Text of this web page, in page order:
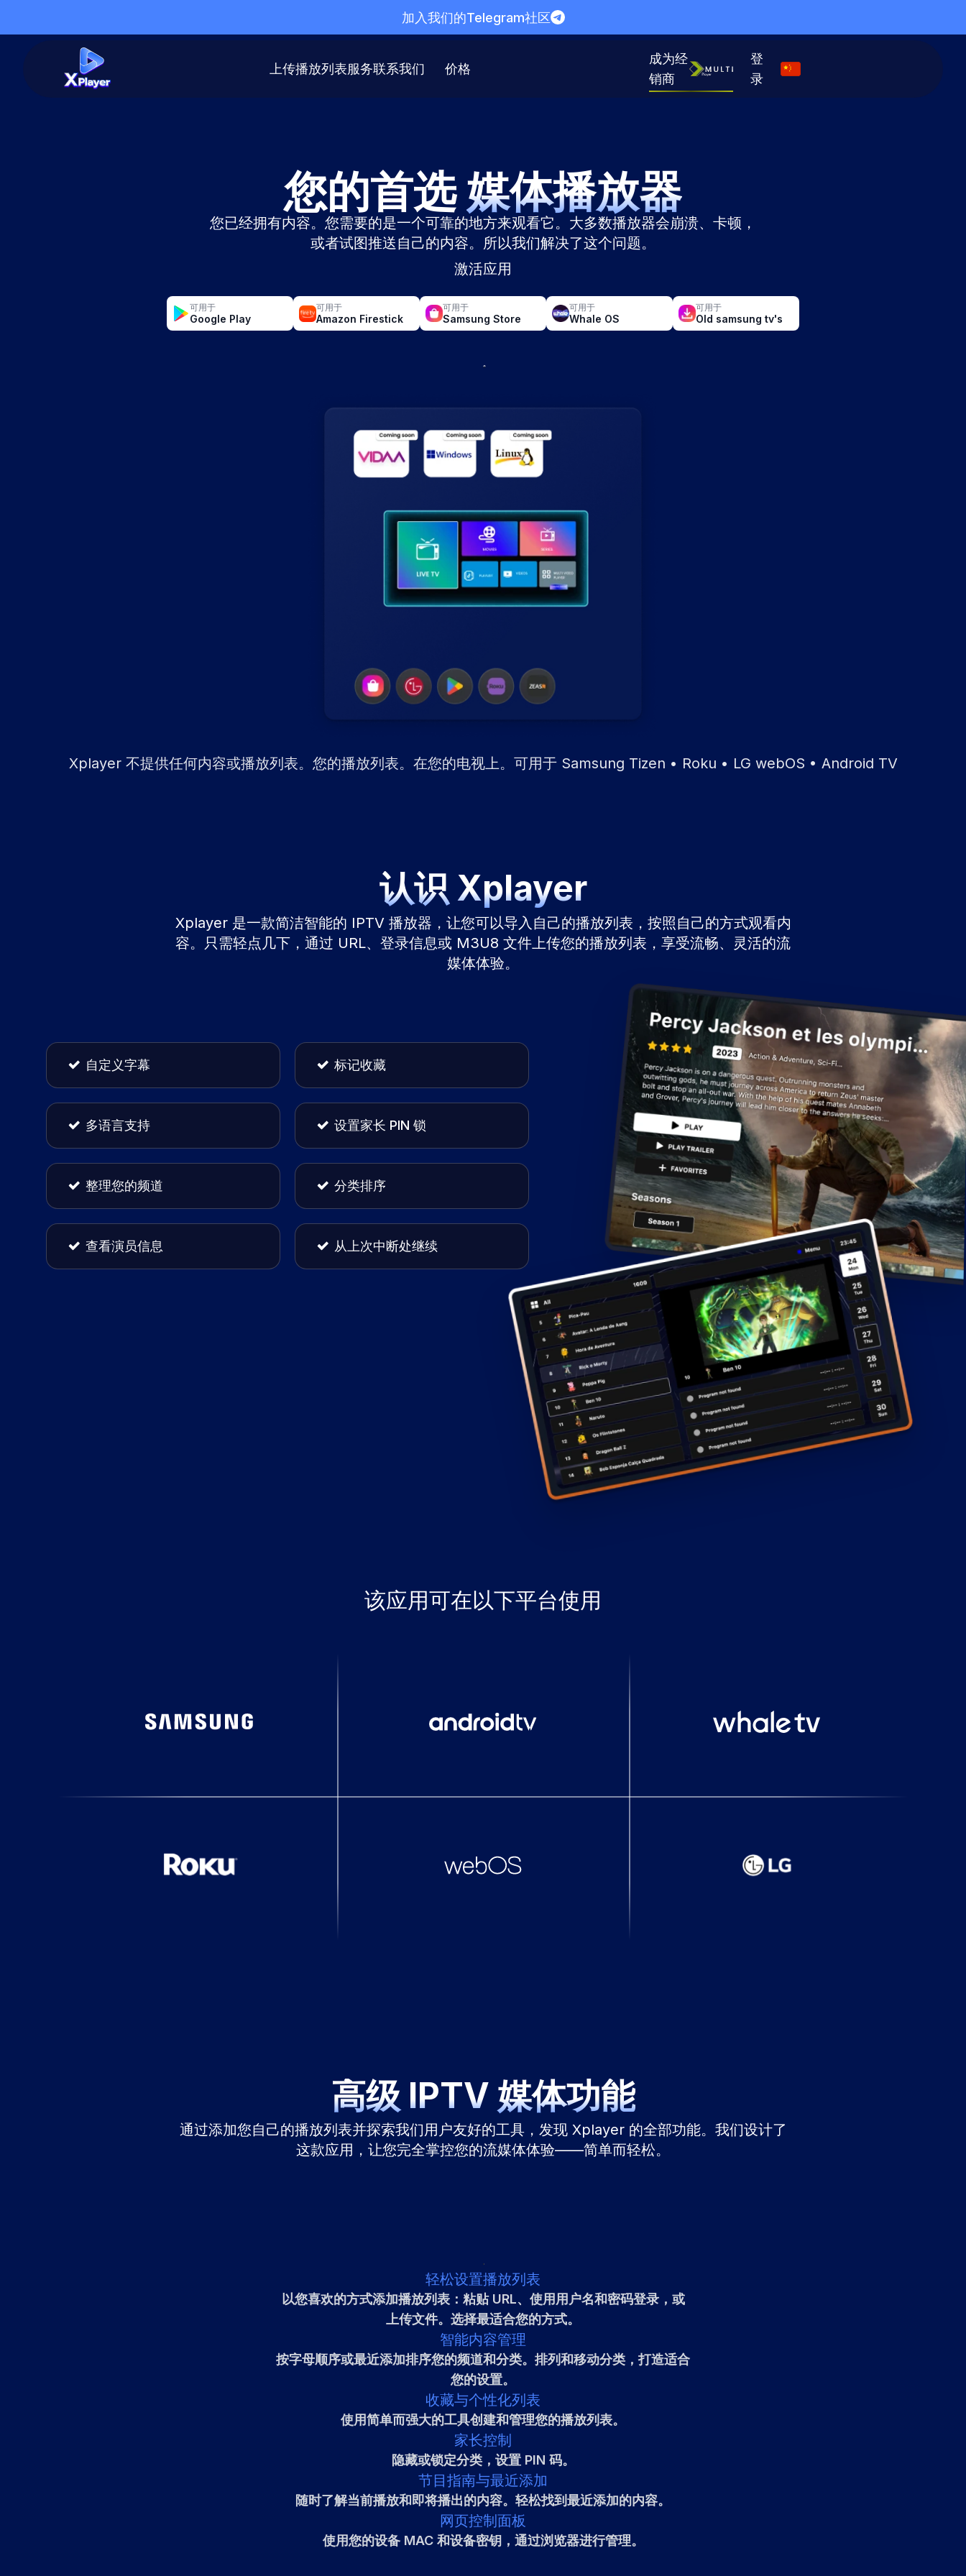
加入我们的Telegram社区
上传播放列表服务联系我们 价格
成为经
销商
登
录
您的首选 媒体播放器
您已经拥有内容。您需要的是一个可靠的地方来观看它。大多数播放器会崩溃、卡顿，
或者试图推送自己的内容。所以我们解决了这个问题。
激活应用
可用于
Google Play
可用于
Amazon Firestick
可用于
Samsung Store
可用于
Whale OS
可用于
Old samsung tv's
Xplayer 不提供任何内容或播放列表。您的播放列表。在您的电视上。可用于 Samsung Tizen • Roku • LG webOS • Android TV
认识 Xplayer
Xplayer 是一款简洁智能的 IPTV 播放器，让您可以导入自己的播放列表，按照自己的方式观看内
容。只需轻点几下，通过 URL、登录信息或 M3U8 文件上传您的播放列表，享受流畅、灵活的流
媒体体验。
自定义字幕 标记收藏
多语言支持 设置家长 PIN 锁
整理您的频道 分类排序
查看演员信息 从上次中断处继续
该应用可在以下平台使用
高级 IPTV 媒体功能
通过添加您自己的播放列表并探索我们用户友好的工具，发现 Xplayer 的全部功能。我们设计了
这款应用，让您完全掌控您的流媒体体验——简单而轻松。
轻松设置播放列表
以您喜欢的方式添加播放列表：粘贴 URL、使用用户名和密码登录，或
上传文件。选择最适合您的方式。
智能内容管理
按字母顺序或最近添加排序您的频道和分类。排列和移动分类，打造适合
您的设置。
收藏与个性化列表
使用简单而强大的工具创建和管理您的播放列表。
家长控制
隐藏或锁定分类，设置 PIN 码。
节目指南与最近添加
随时了解当前播放和即将播出的内容。轻松找到最近添加的内容。
网页控制面板
使用您的设备 MAC 和设备密钥，通过浏览器进行管理。